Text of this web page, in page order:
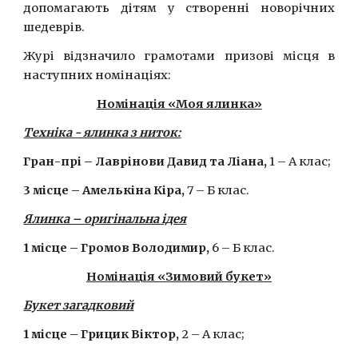
допомагають дітям у створенні новорічних
шедеврів.
Журі відзначило грамотами призові місця в
наступних номінаціях:
Номінація «Моя ялинка»
Техніка - ялинка з ниток:
Гран-прі – Лаврінови Давид та Ліана, 1 – А клас;
3 місце – Амелькіна Кіра, 7 – Б клас.
Ялинка – оригінальна ідея
1 місце – Громов Володимир, 6 – Б клас.
Номінація «Зимовий букет»
Букет загадковий
1 місце – Грицик Віктор,2 – А клас;